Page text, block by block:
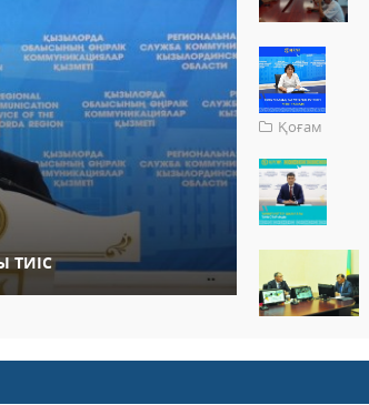
ТИІС
Қоғам